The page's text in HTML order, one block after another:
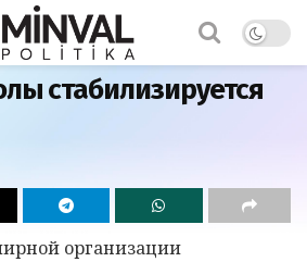
стабилизируется
организации